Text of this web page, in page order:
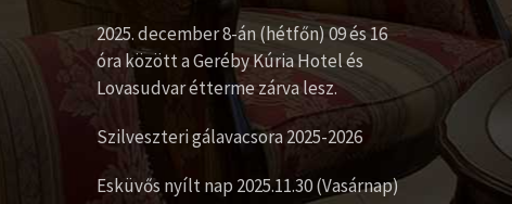
2025. december 8-án (hétfőn) 09 és 16
óra között a Geréby Kúria Hotel és
Lovasudvar étterme zárva lesz.
Szilveszteri gálavacsora 2025-2026
Esküvős nyílt nap 2025.11.30 (Vasárnap)